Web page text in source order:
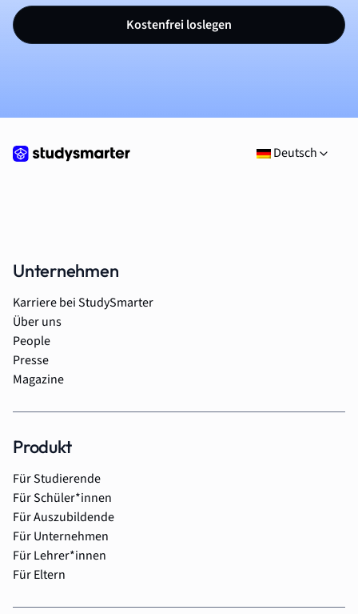
Kostenfrei loslegen
Deutsch
Unternehmen
Karriere bei StudySmarter
Über uns
People
Presse
Magazine
Produkt
Für Studierende
Für Schüler*innen
Für Auszubildende
Für Unternehmen
Für Lehrer*innen
Für Eltern